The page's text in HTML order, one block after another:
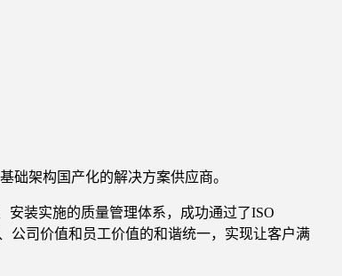
础架构国产化的解决方案供应商。
装实施的质量管理体系，成功通过了ISO
公司价值和员工价值的和谐统一，实现让客户满